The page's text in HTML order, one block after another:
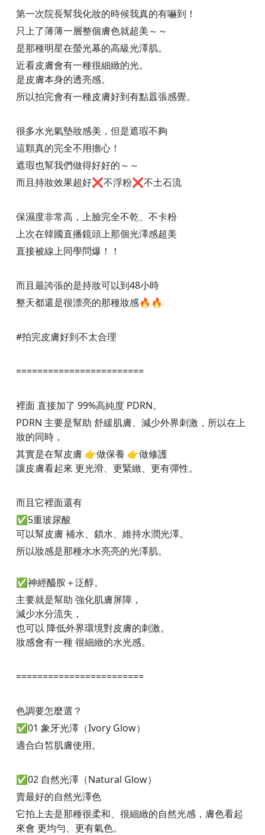
第一次院長幫我化妝的時候我真的有嚇到！
只上了薄薄一層整個膚色就超美～～
是那種明星在螢光幕的高級光澤肌。
近看皮膚會有一種很細緻的光。
是皮膚本身的透亮感。
所以拍完會有一種皮膚好到有點囂張感覺。
很多水光氣墊妝感美，但是遮瑕不夠
這顆真的完全不用擔心！
遮瑕也幫我們做得好好的～～
而且持妝效果超好❌不浮粉❌不土石流
保濕度非常高，上臉完全不乾、不卡粉
上次在韓國直播鏡頭上那個光澤感超美
直接被線上同學問爆！！
而且最誇張的是持妝可以到48小時
整天都還是很漂亮的那種妝感🔥🔥
#拍完皮膚好到不太合理
========================
裡面 直接加了 99%高純度 PDRN。
PDRN 主要是幫助 舒緩肌膚、減少外界刺激，所以在上
妝的同時，
其實是在幫皮膚 👉做保養 👉做修護
讓皮膚看起來 更光滑、更緊緻、更有彈性。
而且它裡面還有
✅5重玻尿酸
可以幫皮膚 補水、鎖水、維持水潤光澤。
所以妝感是那種水水亮亮的光澤肌。
✅神經醯胺＋泛醇。
主要就是幫助 強化肌膚屏障，
減少水分流失，
也可以 降低外界環境對皮膚的刺激。
妝感會有一種 很細緻的水光感。
========================
色調要怎麼選？
✅01 象牙光澤（Ivory Glow）
適合白皙肌膚使用。
✅02 自然光澤（Natural Glow）
賣最好的自然光澤色
它拍上去是那種很柔和、很細緻的自然光感，膚色看起
來會 更均勻、更有氣色。